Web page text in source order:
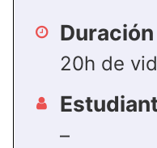
Duración
20h de
–